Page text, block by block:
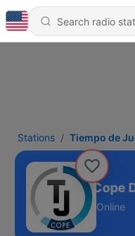
Stations Tiempo de
de Juego Cope
Online